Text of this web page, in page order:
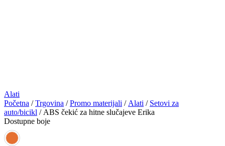
Alati
Početna /Trgovina /Promo materijali / Alati / Setovi za
auto/bicikl / ABS čekić za hitne slučajeve Erika
Dostupne boje